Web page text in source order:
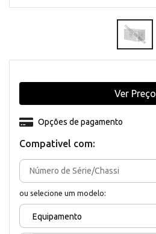
Compativel com:
ou selecione um modelo:
Equipamento
Opções de pagamento
Ver Preço